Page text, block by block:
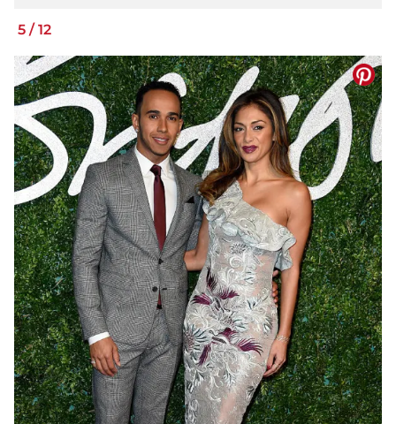
5 /12